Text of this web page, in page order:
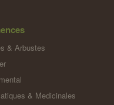
& Arbustes
& Medicinales